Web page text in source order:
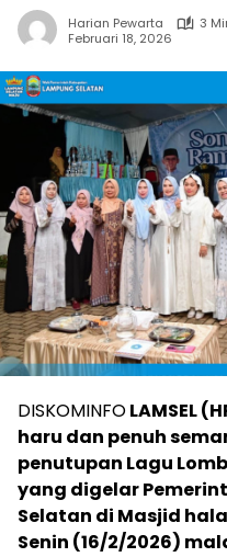
Harian Pewarta
3
Februari 18, 2026
DISKOMINFOLAMSEL
haru dan penuh
penutupan Lagu
yang digelar
Selatan di Masjid
Senin (16/2/2026)